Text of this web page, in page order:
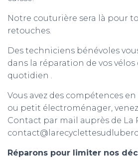
Notre couturière sera là pour
retouches.
Des techniciens bénévoles
dans la réparation de vos
quotidien .
Vous avez des compétences
ou petit électroménager,
Contact par mail auprès de La
Réparons pour limiter nos